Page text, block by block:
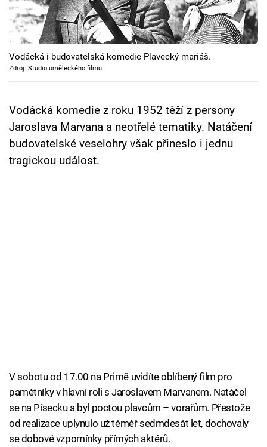
Cool Esport
Pořady
TV Program
Přihlášení
Vodácká i budovatelská komedie Plavecký mariáš.
Zdroj: Studio uměleckého filmu
Vodácká komedie z roku 1952 těží z persony
Jaroslava Marvana a neotřelé tematiky. Natáčení
budovatelské veselohry však přineslo i jednu
tragickou událost.
V sobotu od 17.00 na Primě uvidíte oblíbený film pro
pamětníky v hlavní roli s Jaroslavem Marvanem. Natáčel
se na Písecku a byl poctou plavcům – vorařům. Přestože
od realizace uplynulo už téměř sedmdesát let, dochovaly
se dobové vzpomínky přímých aktérů.